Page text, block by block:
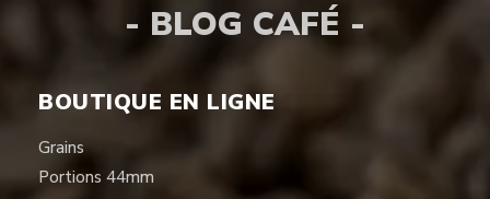
- BLOG CAFÉ -
BOUTIQUE EN LIGNE
Grains
Portions 44mm